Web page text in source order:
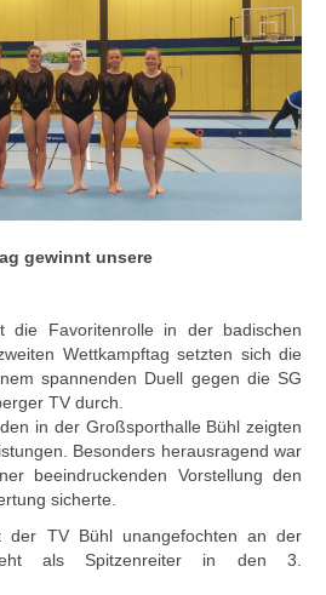
gewinnt unsere
die Favoritenrolle in der badischen
Wettkampftag setzten sich die
spannenden Duell gegen die SG
TV durch.
in der Großsporthalle Bühl zeigten
Besonders herausragend war
beeindruckenden Vorstellung den
sicherte.
der TV Bühl unangefochten an der
als Spitzenreiter in den 3.